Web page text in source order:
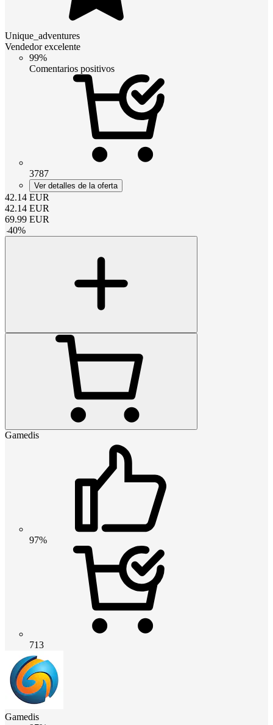
Unique_adventures
Vendedor excelente
99%
Comentarios positivos
3787
Ver detalles de la oferta
42.14 EUR
42.14 EUR
69.99 EUR
-40%
Gamedis
97%
713
Gamedis